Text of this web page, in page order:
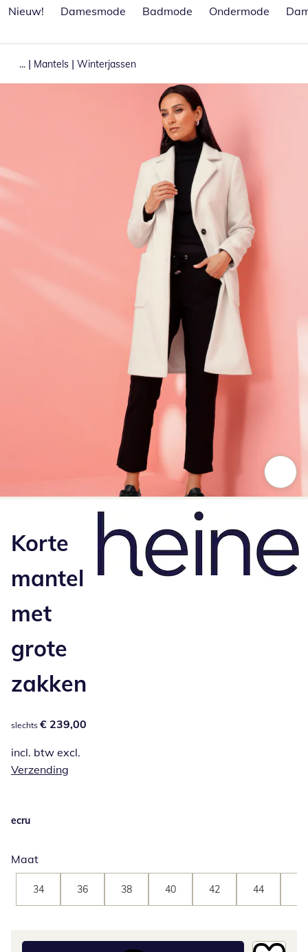
Nieuw!
Damesmode Badmode Ondermode
... | Mantels | Winterjassen
Korte
mantel
met
grote
zakken
€ 239,00
slechts € 239,00
incl. btw excl.
Verzending
ecru
Maat
34 36 38 40 42 44